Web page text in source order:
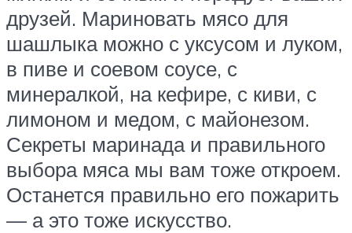
друзей. Мариновать мясо для
шашлыка можно с уксусом и луком,
в пиве и соевом соусе, с
минералкой, на кефире, с киви, с
лимоном и медом, с майонезом.
Секреты маринада и правильного
выбора мяса мы вам тоже откроем.
Останется правильно его пожарить
— а это тоже искусство.